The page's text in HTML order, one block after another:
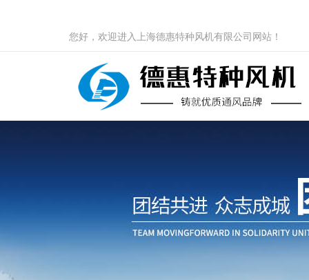
您好，欢迎进入上海德惠特种风机有限公司网站！